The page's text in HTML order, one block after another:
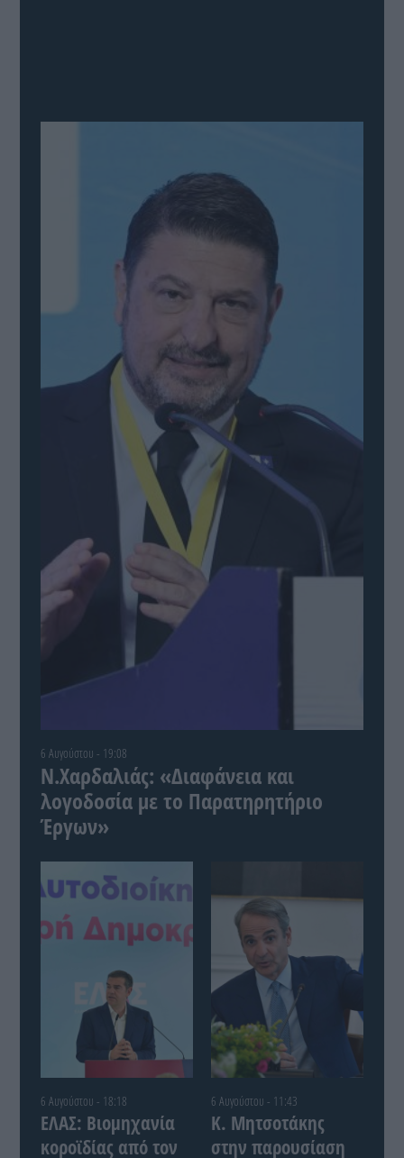
6 Αυγούστου - 19:08
Ν.Χαρδαλιάς: «Διαφάνεια και
λογοδοσία με το Παρατηρητήριο
Έργων»
6 Αυγούστου - 18:18
ΕΛΑΣ: Βιομηχανία
κοροϊδίας από τον
6 Αυγούστου - 11:43
Κ. Μητσοτάκης
στην παρουσίαση